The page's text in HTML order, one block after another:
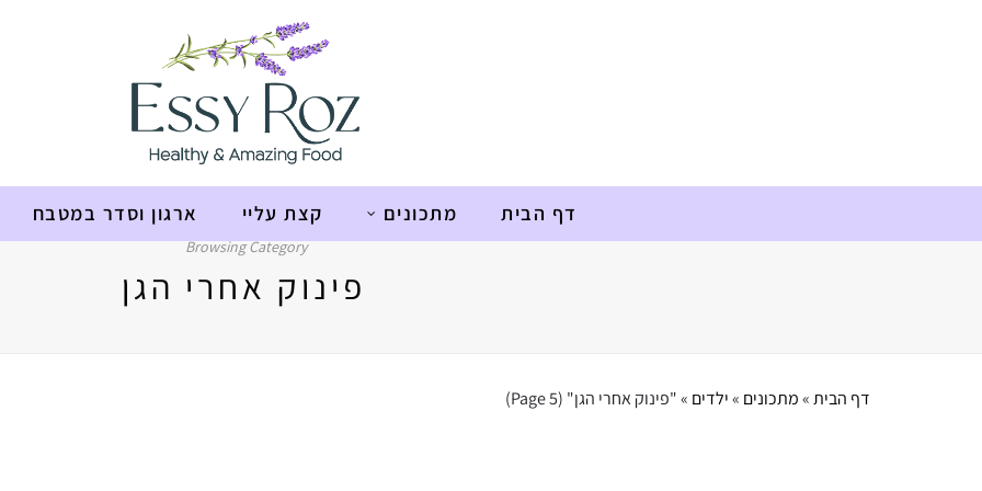
דף הבית מתכונים קצת עליי ארגון וסדר במטבח
Browsing Category
פינוק אחרי הגן
דף הבית»מתכונים »ילדים »"פינוק אחרי הגן" (Page 5)